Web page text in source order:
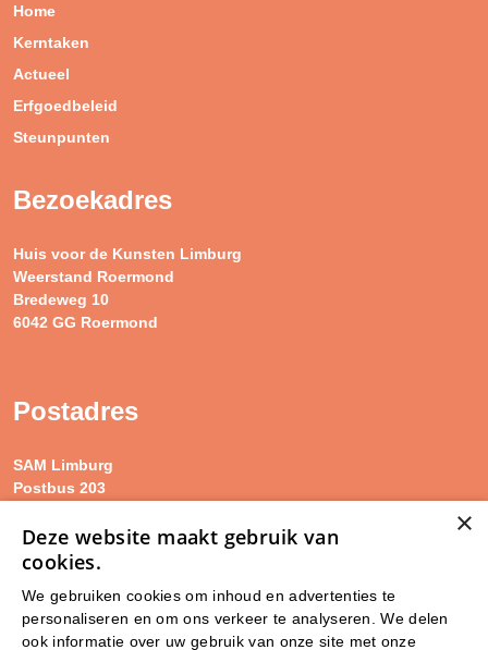
Home
Kerntaken
Actueel
Erfgoedbeleid
Steunpunten
Bezoekadres
Huis voor de Kunsten Limburg
Weerstand Roermond
Bredeweg 10
6042 GG Roermond
Postadres
SAM Limburg
Postbus 203
steunpunt@sam-limburg.nl
0475-399281
×
Deze website maakt gebruik van
cookies.
We gebruiken cookies om inhoud en advertenties te
personaliseren en om ons verkeer te analyseren. We delen
ook informatie over uw gebruik van onze site met onze